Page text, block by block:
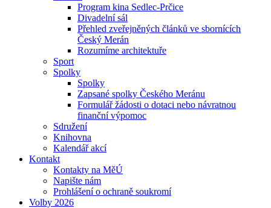
Program kina Sedlec-Prčice
Divadelní sál
Přehled zveřejněných článků ve sbornících
Český Merán
Rozumíme architektuře
Sport
Spolky
Spolky
Zapsané spolky Českého Meránu
Formulář žádosti o dotaci nebo návratnou
finanční výpomoc
Sdružení
Knihovna
Kalendář akcí
Kontakt
Kontakty na MěÚ
Napište nám
Prohlášení o ochraně soukromí
Volby 2026